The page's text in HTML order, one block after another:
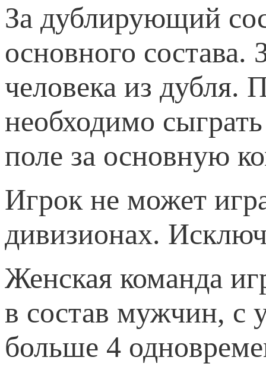
За дублирующий
основного
человека из дубля.
необходимо
поле за основную
Игрок не может
дивизионах.
Женская команда
в состав мужчин, с
больше 4